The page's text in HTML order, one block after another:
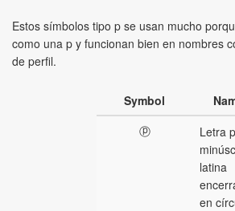
Estos símbolos tipo p se usan mucho
como una p y funcionan bien en nombres
de perfil.
Symbol
ⓟ
Letra p
latina
en